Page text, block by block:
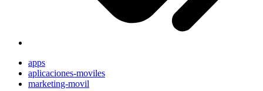
apps
aplicaciones-moviles
marketing-movil